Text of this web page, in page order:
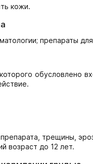
кожи.
препараты
обусловлено
трещины,
возраст до 12 лет.